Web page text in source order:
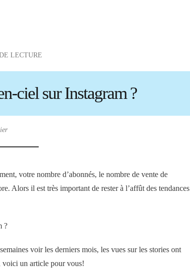
LECTURE
ciel sur Instagram ?
votre nombre d’abonnés, le nombre de vente de
Alors il est très important de rester à l’affût des tendances
?
voir les derniers mois, les vues sur les stories ont
voici un article pour vous!